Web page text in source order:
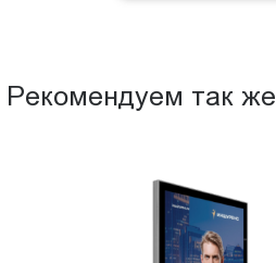
Рекомендуем так же